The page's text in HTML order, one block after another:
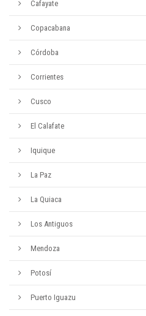
Cafayate
Copacabana
Córdoba
Corrientes
Cusco
El Calafate
Iquique
La Paz
La Quiaca
Los Antiguos
Mendoza
Potosí
Puerto Iguazu